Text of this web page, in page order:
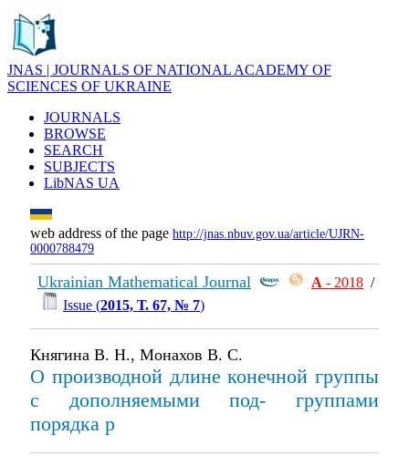
JNAS | JOURNALS OF NATIONAL ACADEMY OF
SCIENCES OF UKRAINE
JOURNALS
BROWSE
SEARCH
SUBJECTS
LibNAS UA
web address of the page http://jnas.nbuv.gov.ua/article/UJRN-
0000788479
Ukrainian Mathematical Journal А - 2018 /
Issue (2015, Т. 67, № 7)
Княгина В. Н., Монахов В. С.
О производной длине конечной группы
с дополняемыми под- группами
порядка p